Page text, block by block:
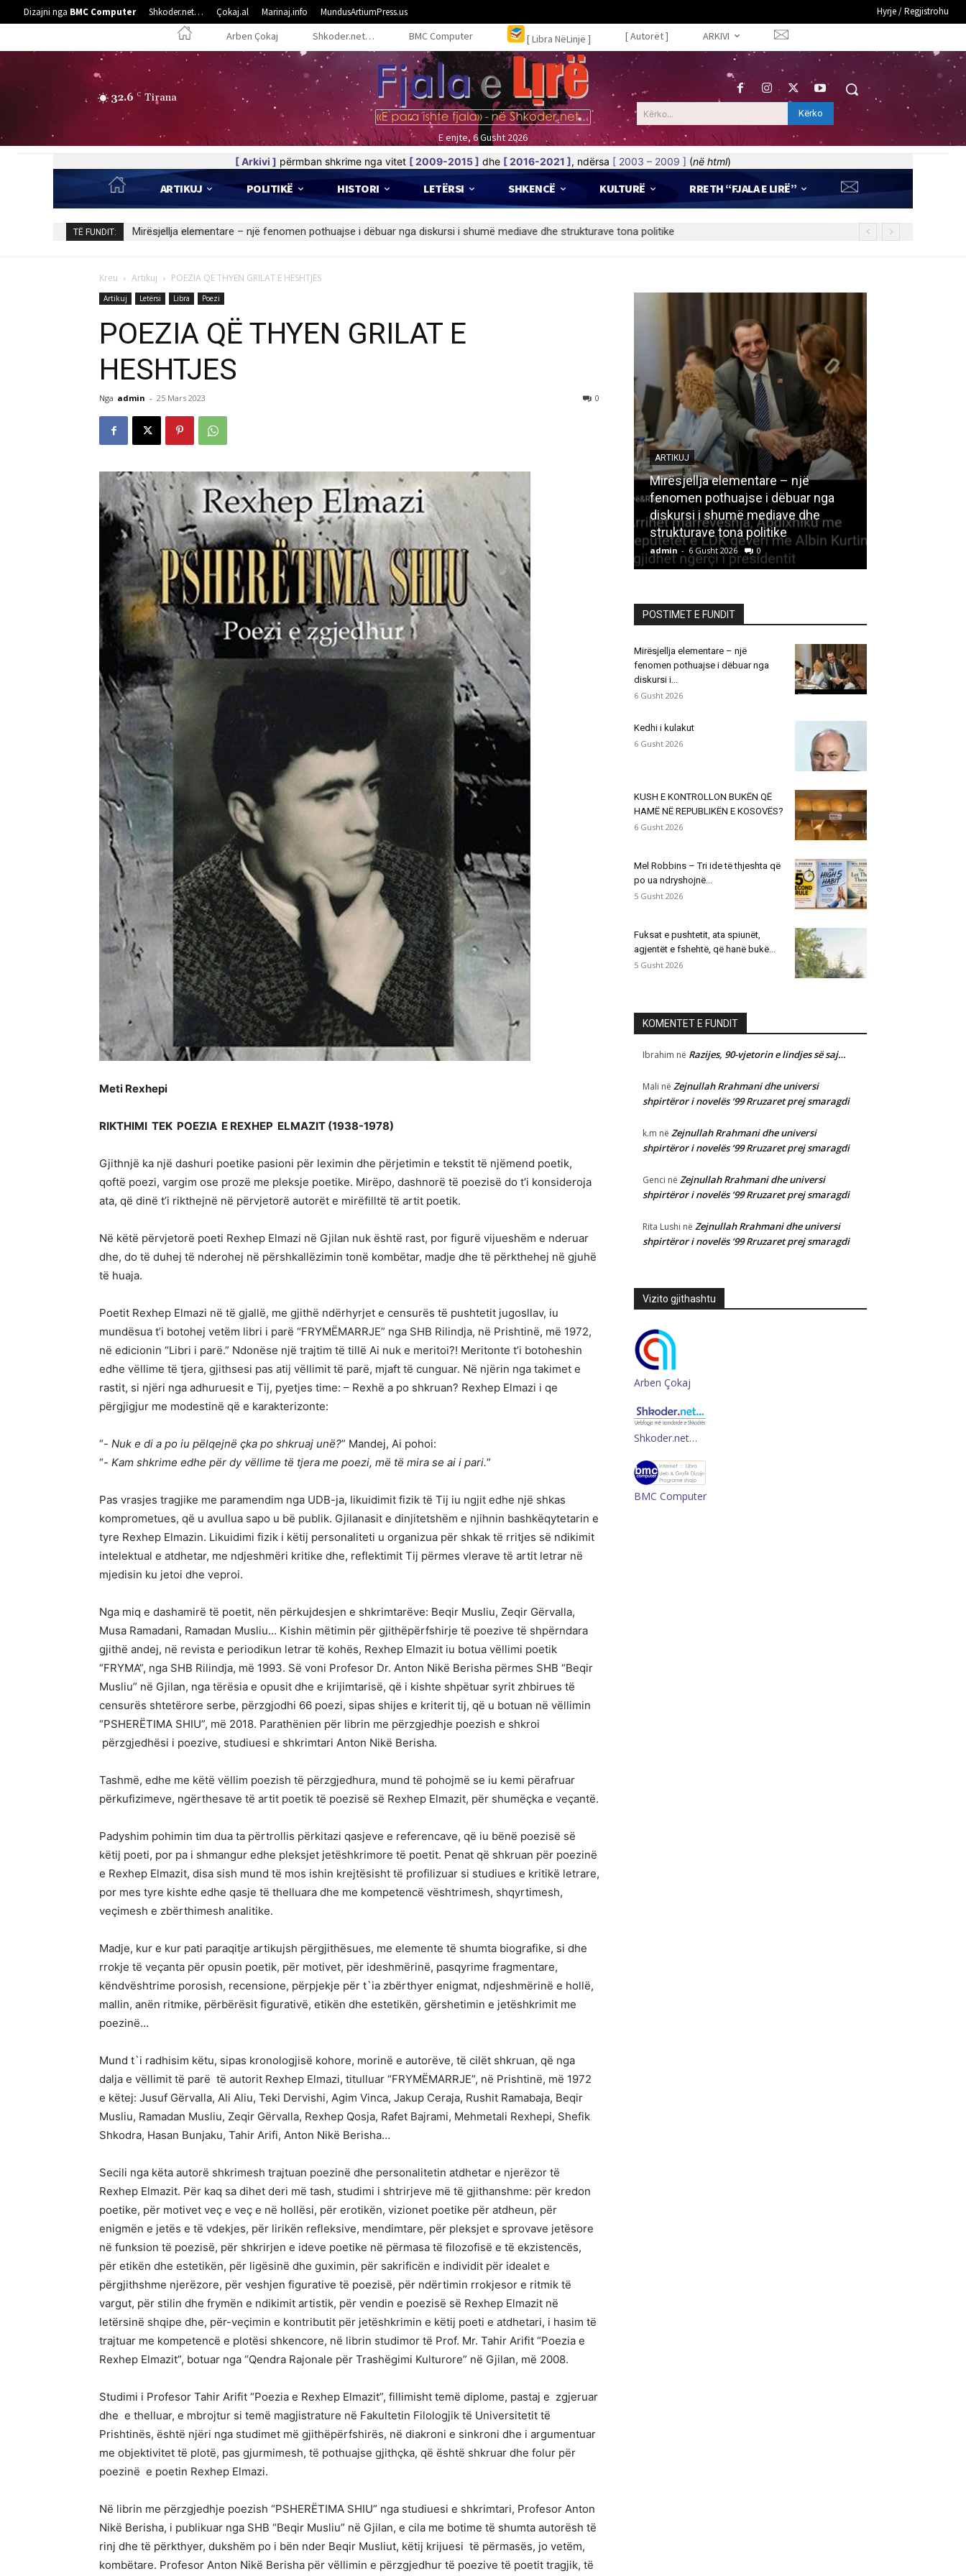
Dizajni nga BMC Computer Shkoder.net… Çokaj.al Marinaj.info MundusArtiumPress.us Hyrje / Regjistrohu
Arben Çokaj Shkoder.net… BMC Computer [ Libra NëLinjë ] [ Autorët ] ARKIVI
32.6 C Tirana
E enjte, 6 Gusht 2026
Kërko... Kërko
[ Arkivi ] përmban shkrime nga vitet [ 2009-2015 ] dhe [ 2016-2021 ], ndërsa [ 2003 – 2009 ] (në html)
ARTIKUJ POLITIKË HISTORI LETËRSI SHKENCË KULTURË RRETH “FJALA E LIRË”
TË FUNDIT: Kedhi i kulakut
Kreu Artikuj POEZIA QË THYEN GRILAT E HESHTJES
Artikuj Letërsi Libra Poezi
POEZIA QË THYEN GRILAT E
HESHTJES
Nga admin - 25 Mars 2023 0
Meti Rexhepi
RIKTHIMI TEK POEZIA E REXHEP ELMAZIT (1938-1978)
Gjithnjë ka një dashuri poetike pasioni për leximin dhe përjetimin e tekstit të njëmend poetik,
qoftë poezi, vargim ose prozë me pleksje poetike. Mirëpo, dashnorë të poezisë do t’i konsideroja
ata, që dinë t’i rikthejnë në përvjetorë autorët e mirëfilltë të artit poetik.
Në këtë përvjetorë poeti Rexhep Elmazi në Gjilan nuk është rast, por figurë vijueshëm e nderuar
dhe, do të duhej të nderohej në përshkallëzimin tonë kombëtar, madje dhe të përkthehej në gjuhë
të huaja.
Poetit Rexhep Elmazi në të gjallë, me gjithë ndërhyrjet e censurës të pushtetit jugosllav, iu
mundësua t’i botohej vetëm libri i parë “FRYMËMARRJE” nga SHB Rilindja, në Prishtinë, më 1972,
në edicionin “Libri i parë.” Ndonëse një trajtim të tillë Ai nuk e meritoi?! Meritonte t’i botoheshin
edhe vëllime të tjera, gjithsesi pas atij vëllimit të parë, mjaft të cunguar. Në njërin nga takimet e
rastit, si njëri nga adhuruesit e Tij, pyetjes time: – Rexhë a po shkruan? Rexhep Elmazi i qe
përgjigjur me modestinë që e karakterizonte:
“- Nuk e di a po iu pëlqejnë çka po shkruaj unë?” Mandej, Ai pohoi:
“- Kam shkrime edhe për dy vëllime të tjera me poezi, më të mira se ai i pari.”
Pas vrasjes tragjike me paramendim nga UDB-ja, likuidimit fizik të Tij iu ngjit edhe një shkas
komprometues, që u avullua sapo u bë publik. Gjilanasit e dinjitetshëm e njihnin bashkëqytetarin e
tyre Rexhep Elmazin. Likuidimi fizik i këtij personaliteti u organizua për shkak të rritjes së ndikimit
intelektual e atdhetar, me ndjeshmëri kritike dhe, reflektimit Tij përmes vlerave të artit letrar në
mjedisin ku jetoi dhe veproi.
Nga miq e dashamirë të poetit, nën përkujdesjen e shkrimtarëve: Beqir Musliu, Zeqir Gërvalla,
Musa Ramadani, Ramadan Musliu… Kishin mëtimin për gjithëpërfshirje të poezive të shpërndara
gjithë andej, në revista e periodikun letrar të kohës, Rexhep Elmazit iu botua vëllimi poetik
“FRYMA”, nga SHB Rilindja, më 1993. Së voni Profesor Dr. Anton Nikë Berisha përmes SHB “Beqir
Musliu” në Gjilan, nga tërësia e opusit dhe e krijimtarisë, që i kishte shpëtuar syrit zhbirues të
censurës shtetërore serbe, përzgjodhi 66 poezi, sipas shijes e kriterit tij, që u botuan në vëllimin
“PSHERËTIMA SHIU”, më 2018. Parathënien për librin me përzgjedhje poezish e shkroi
përzgjedhësi i poezive, studiuesi e shkrimtari Anton Nikë Berisha.
Tashmë, edhe me këtë vëllim poezish të përzgjedhura, mund të pohojmë se iu kemi përafruar
përkufizimeve, ngërthesave të artit poetik të poezisë së Rexhep Elmazit, për shumëçka e veçantë.
Padyshim pohimin tim dua ta përtrollis përkitazi qasjeve e referencave, që iu bënë poezisë së
këtij poeti, por pa i shmangur edhe pleksjet jetëshkrimore të poetit. Penat që shkruan për poezinë
e Rexhep Elmazit, disa sish mund të mos ishin krejtësisht të profilizuar si studiues e kritikë letrare,
por mes tyre kishte edhe qasje të thelluara dhe me kompetencë vështrimesh, shqyrtimesh,
veçimesh e zbërthimesh analitike.
Madje, kur e kur pati paraqitje artikujsh përgjithësues, me elemente të shumta biografike, si dhe
rrokje të veçanta për opusin poetik, për motivet, për ideshmërinë, pasqyrime fragmentare,
këndvështrime porosish, recensione, përpjekje për t`ia zbërthyer enigmat, ndjeshmërinë e hollë,
mallin, anën ritmike, përbërësit figurativë, etikën dhe estetikën, gërshetimin e jetëshkrimit me
poezinë…
Mund t`i radhisim këtu, sipas kronologjisë kohore, morinë e autorëve, të cilët shkruan, që nga
dalja e vëllimit të parë të autorit Rexhep Elmazi, titulluar “FRYMËMARRJE”, në Prishtinë, më 1972
e këtej: Jusuf Gërvalla, Ali Aliu, Teki Dervishi, Agim Vinca, Jakup Ceraja, Rushit Ramabaja, Beqir
Musliu, Ramadan Musliu, Zeqir Gërvalla, Rexhep Qosja, Rafet Bajrami, Mehmetali Rexhepi, Shefik
Shkodra, Hasan Bunjaku, Tahir Arifi, Anton Nikë Berisha…
Secili nga këta autorë shkrimesh trajtuan poezinë dhe personalitetin atdhetar e njerëzor të
Rexhep Elmazit. Për kaq sa dihet deri më tash, studimi i shtrirjeve më të gjithanshme: për kredon
poetike, për motivet veç e veç e në hollësi, për erotikën, vizionet poetike për atdheun, për
enigmën e jetës e të vdekjes, për lirikën refleksive, mendimtare, për pleksjet e sprovave jetësore
në funksion të poezisë, për shkrirjen e ideve poetike në përmasa të filozofisë e të ekzistencës,
për etikën dhe estetikën, për ligësinë dhe guximin, për sakrificën e individit për idealet e
përgjithshme njerëzore, për veshjen figurative të poezisë, për ndërtimin rrokjesor e ritmik të
vargut, për stilin dhe frymën e ndikimit artistik, për vendin e poezisë së Rexhep Elmazit në
letërsinë shqipe dhe, për-veçimin e kontributit për jetëshkrimin e këtij poeti e atdhetari, i hasim të
trajtuar me kompetencë e plotësi shkencore, në librin studimor të Prof. Mr. Tahir Arifit “Poezia e
Rexhep Elmazit”, botuar nga “Qendra Rajonale për Trashëgimi Kulturore” në Gjilan, më 2008.
Studimi i Profesor Tahir Arifit “Poezia e Rexhep Elmazit”, fillimisht temë diplome, pastaj e zgjeruar
dhe e thelluar, e mbrojtur si temë magjistrature në Fakultetin Filologjik të Universitetit të
Prishtinës, është njëri nga studimet më gjithëpërfshirës, në diakroni e sinkroni dhe i argumentuar
me objektivitet të plotë, pas gjurmimesh, të pothuajse gjithçka, që është shkruar dhe folur për
poezinë e poetin Rexhep Elmazi.
Në librin me përzgjedhje poezish “PSHERËTIMA SHIU” nga studiuesi e shkrimtari, Profesor Anton
Nikë Berisha, i publikuar nga SHB “Beqir Musliu” në Gjilan, e cila me botime të shumta autorësh të
rinj dhe të përkthyer, dukshëm po i bën nder Beqir Musliut, këtij krijuesi të përmasës, jo vetëm,
kombëtare. Profesor Anton Nikë Berisha për vëllimin e përzgjedhur të poezive të poetit tragjik, të
ARTIKUJ
Mirësjellja elementare – një
fenomen pothuajse i dëbuar nga
diskursi i shumë mediave dhe
strukturave tona politike
admin - 6 Gusht 2026 0
POSTIMET E FUNDIT
Mirësjellja elementare – një
fenomen pothuajse i dëbuar nga
diskursi i...
6 Gusht 2026
Kedhi i kulakut
6 Gusht 2026
KUSH E KONTROLLON BUKËN QË
HAMË NË REPUBLIKËN E KOSOVËS?
6 Gusht 2026
Mel Robbins – Tri ide të thjeshta që
po ua ndryshojnë...
5 Gusht 2026
Fuksat e pushtetit, ata spiunët,
agjentët e fshehtë, që hanë bukë...
5 Gusht 2026
KOMENTET E FUNDIT
Ibrahim në Razijes, 90-vjetorin e lindjes së saj…
Mali në Zejnullah Rrahmani dhe universi
shpirtëror i novelës ‘99 Rruzaret prej smaragdi
k.m në Zejnullah Rrahmani dhe universi
shpirtëror i novelës ‘99 Rruzaret prej smaragdi
Genci në Zejnullah Rrahmani dhe universi
shpirtëror i novelës ‘99 Rruzaret prej smaragdi
Rita Lushi në Zejnullah Rrahmani dhe universi
shpirtëror i novelës ‘99 Rruzaret prej smaragdi
Vizito gjithashtu
Arben Çokaj
Shkoder.net…
BMC Computer